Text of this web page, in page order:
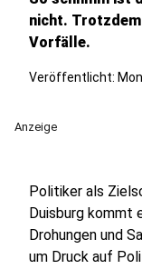
nicht.
Vorfälle.
Veröffentlicht:
Anzeige
Politiker als
Duisburg kommt
Drohungen und
um Druck auf